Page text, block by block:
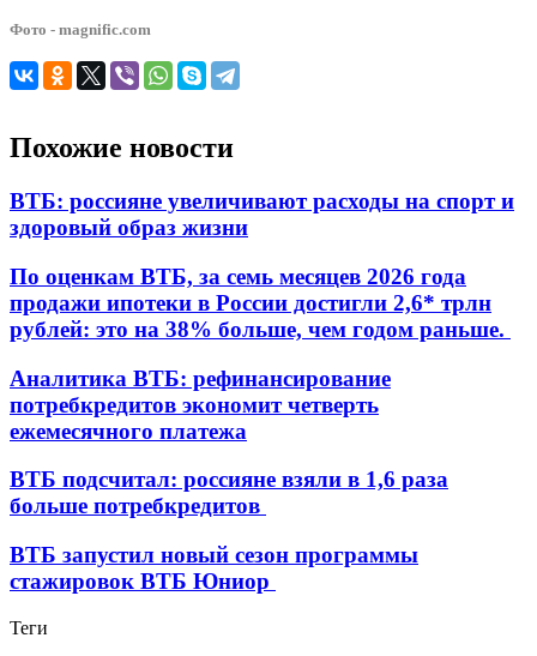
Фото - magnific.com
Похожие новости
ВТБ: россияне увеличивают расходы на спорт и
здоровый образ жизни
По оценкам ВТБ, за семь месяцев 2026 года
продажи ипотеки в России достигли 2,6* трлн
рублей: это на 38% больше, чем годом раньше.
Аналитика ВТБ: рефинансирование
потребкредитов экономит четверть
ежемесячного платежа
ВТБ подсчитал: россияне взяли в 1,6 раза
больше потребкредитов
ВТБ запустил новый сезон программы
стажировок ВТБ Юниор
Теги